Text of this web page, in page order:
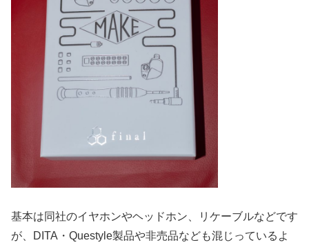
基本は同社のイヤホンやヘッドホン、リケーブルなどです
が、DITA・Questyle製品や非売品なども混じっているよ